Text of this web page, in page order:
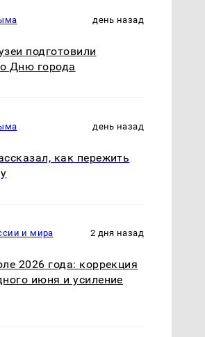
день назад
подготовили
Дню города
день назад
как пережить
и мира 2 дня назад
2026 года: коррекция
июня и усиление